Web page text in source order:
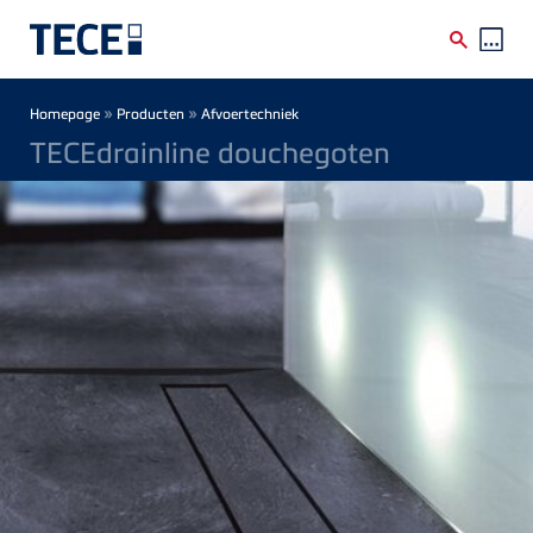
Breadcrumb
Homepage » Producten » Afvoertechniek
TECEdrainline douchegoten